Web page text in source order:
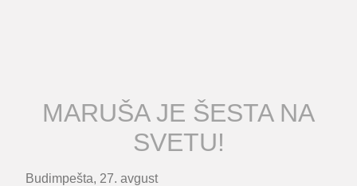
MARUŠA JE ŠESTA NA
SVETU!
Budimpešta, 27. avgust